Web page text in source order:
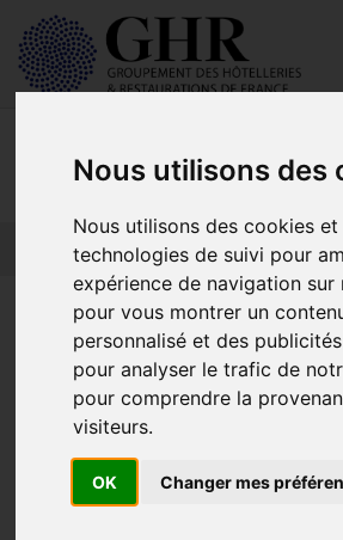
Nous utilisons des
Nous utilisons des cookies
technologies de suivi pour
expérience de navigation sur
pour vous montrer un
personnalisé et des
pour analyser le trafic de
pour comprendre la
visiteurs.
OK Changer mes
Actualités
Quotas
Fontaine
Live BFM
Actualités